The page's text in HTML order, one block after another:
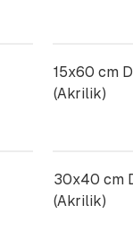
15x60 cm
(Akrilik)
30x40 cm
(Akrilik)